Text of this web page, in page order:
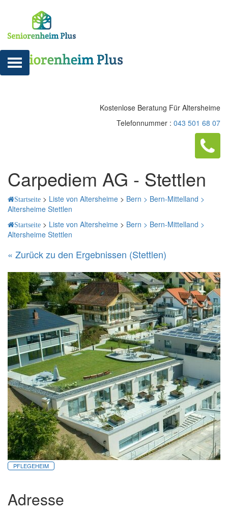
Kostenlose Beratung Für Altersheime
Telefonnummer : 043 501 68 07
Carpediem AG - Stettlen
Startseite > Liste von Altersheime > Bern > Bern-Mittelland >
Altersheime Stettlen
Startseite > Liste von Altersheime > Bern > Bern-Mittelland >
Altersheime Stettlen
« Zurück zu den Ergebnissen (Stettlen)
PFLEGEHEIM
Adresse